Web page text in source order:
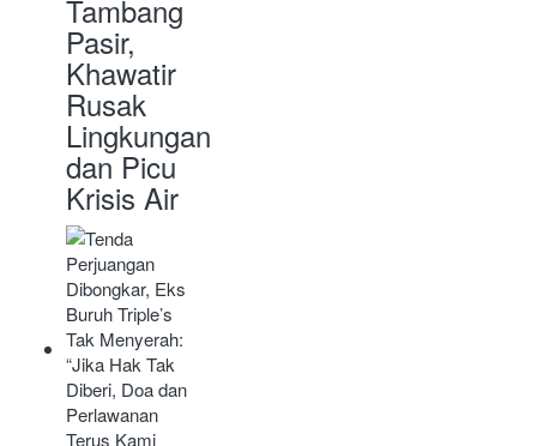
Tambang
Pasir,
Khawatir
Rusak
Lingkungan
dan Picu
Krisis Air